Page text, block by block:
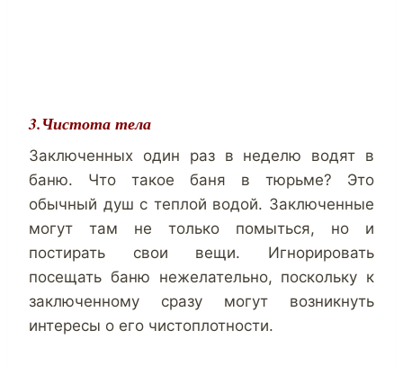
3.Чистота тела
Заключенных один раз в неделю водят в
баню. Что такое баня в тюрьме? Это
обычный душ с теплой водой. Заключенные
могут там не только помыться, но и
постирать свои вещи. Игнорировать
посещать баню нежелательно, поскольку к
заключенному сразу могут возникнуть
интересы о его чистоплотности.